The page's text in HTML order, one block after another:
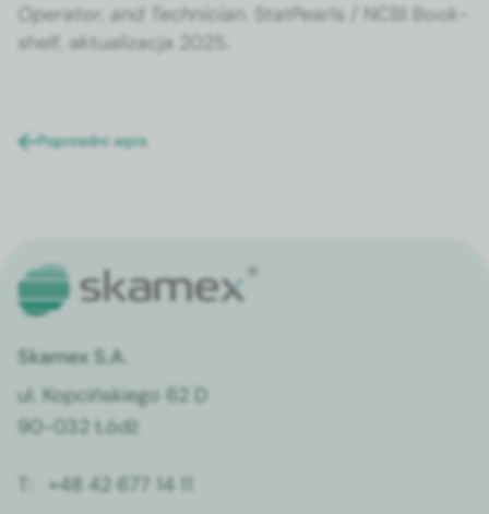
Oper­a­tor, and Tech­ni­cian . Stat­Pearls / NCBI Book­
shelf, aktu­al­iza­c­ja 2025.
Poprzedni wpis
Skamex S.A.
ul. Kopcińskiego 62 D
90-032 Łódź
T:
+48 42 677 14 11